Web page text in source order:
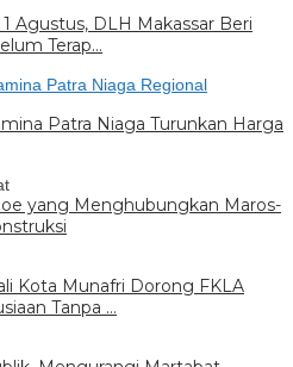
Agustus, DLH Makassar Beri
Terap…
Patra Niaga Regional
Patra Niaga Turunkan Harga
yang Menghubungkan Maros-
Kota Munafri Dorong FKLA
Tanpa …